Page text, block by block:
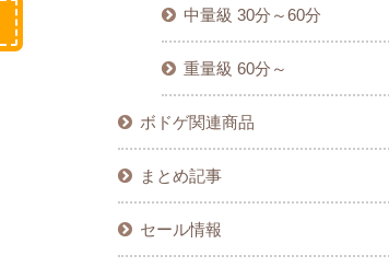
中量級 30分～60分
重量級 60分～
ボドゲ関連商品
まとめ記事
セール情報